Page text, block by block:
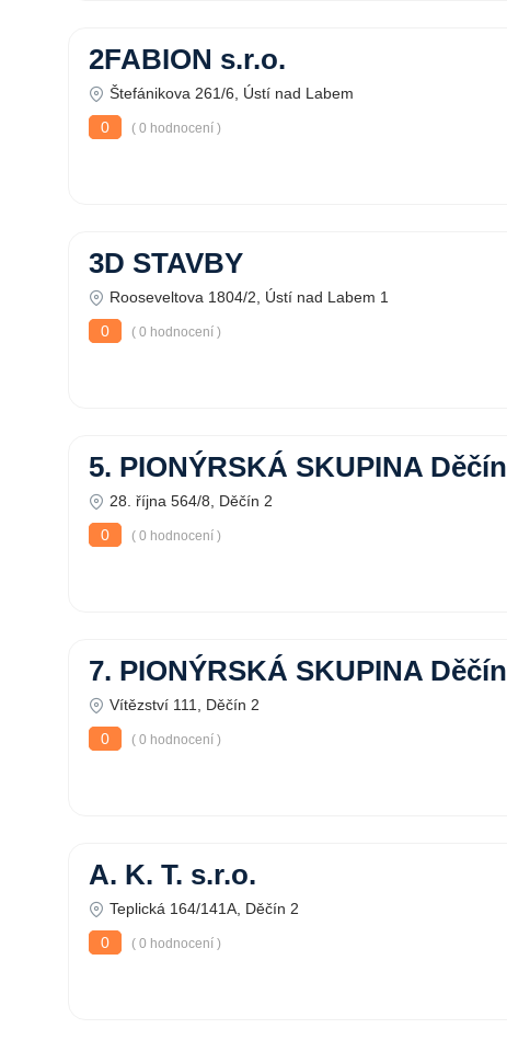
2FABION s.r.o.
Štefánikova 261/6, Ústí nad Labem
0
( 0 hodnocení )
3D STAVBY
Rooseveltova 1804/2, Ústí nad Labem 1
0
( 0 hodnocení )
5. PIONÝRSKÁ SKUPINA Děčín
28. října 564/8, Děčín 2
0
( 0 hodnocení )
7. PIONÝRSKÁ SKUPINA Děčín
Vítězství 111, Děčín 2
0
( 0 hodnocení )
A. K. T. s.r.o.
Teplická 164/141A, Děčín 2
0
( 0 hodnocení )